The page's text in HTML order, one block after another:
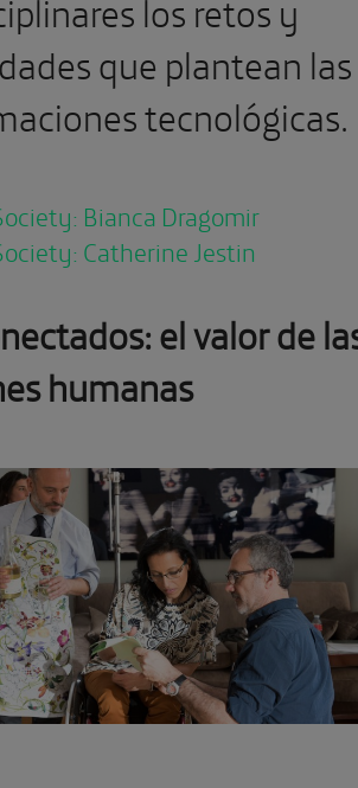
que plantean las
tecnológicas.
Bianca Dragomir
Catherine Jestin
el valor de
humanas